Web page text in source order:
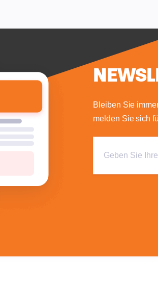
Bleiben Sie
melden Sie sich